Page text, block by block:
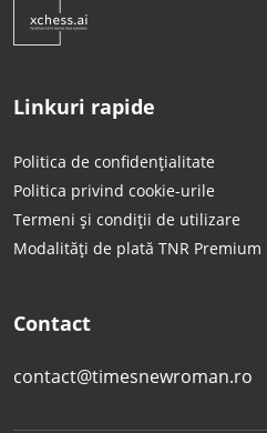
Linkuri rapide
Politica de confidențialitate
Politica privind cookie-urile
Termeni și condiții de utilizare
Modalități de plată TNR Premium
Contact
contact@timesnewroman.ro